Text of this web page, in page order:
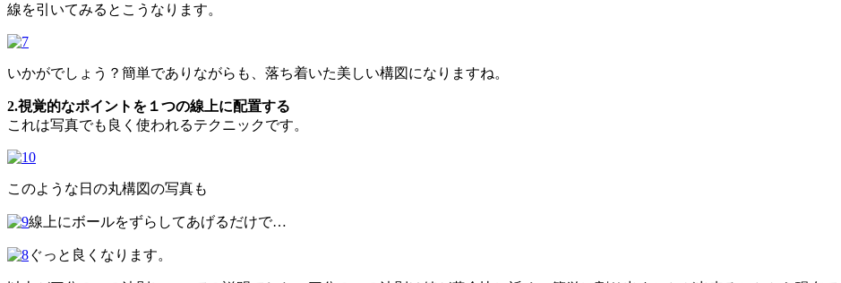
線を引いてみるとこうなります。
いかがでしょう？簡単でありながらも、落ち着いた美しい構図になりますね。
2.視覚的なポイントを１つの線上に配置する
これは写真でも良く使われるテクニックです。
このような日の丸構図の写真も
線上にボールをずらしてあげるだけで…
ぐっと良くなります。